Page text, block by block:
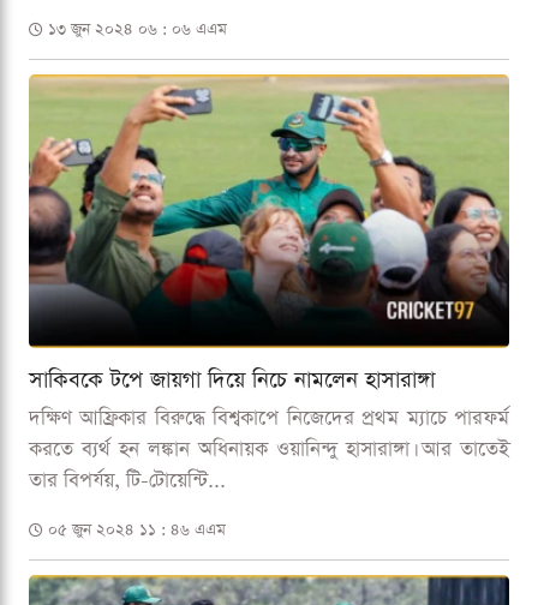
১৩ জুন ২০২৪ ০৬ : ০৬ এএম
সাকিবকে টপে জায়গা দিয়ে নিচে নামলেন হাসারাঙ্গা
দক্ষিণ আফ্রিকার বিরুদ্ধে বিশ্বকাপে নিজেদের প্রথম ম্যাচে পারফর্ম
করতে ব্যর্থ হন লঙ্কান অধিনায়ক ওয়ানিন্দু হাসারাঙ্গা। আর তাতেই
তার বিপর্যয়, টি-টোয়েন্টি...
০৫ জুন ২০২৪ ১১ : ৪৬ এএম